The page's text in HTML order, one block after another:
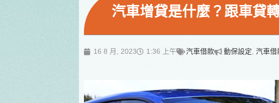
汽車增貸是什麼？跟車貸
16 8 月, 2023 1:36 上午 汽車借款 動保設定, 汽車借